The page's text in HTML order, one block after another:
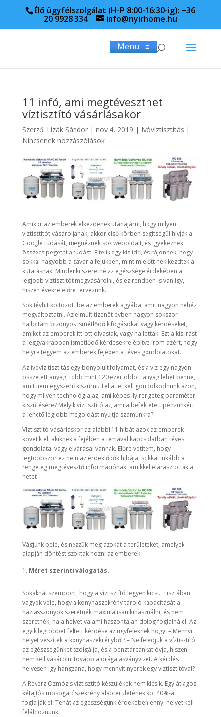
Élő ügyfélszolgálat (H-P 8:00-16:30-ig): +36
20 9928 334 info@nyirhome.hu
Menu≡
11 infó, ami megtéveszthet
víztisztító vásárlásakor
Szerző: Lizák Sándor| nov 4, 2019 | Ivóvíztisztítás |
Nincsenek hozzászólások
Amikor az emberek elkezdenek utánajárni, hogy milyen
víztisztítót vásároljanak, akkor első körben segítségül hívják a
Google tudását, megnéznek sok weboldalt, és igyekeznek
összecsipegetni a tudást. Eltelik egy kis idő, és rájönnek, hogy
sokkal nagyobb a zavar a fejükben, mint mielőtt nekikezdtek a
kutatásnak. Mindenki szeretné az egészsége érdekében a
legjobb víztisztítót megvásárolni, és ez rendben is van így,
hiszen évekre előre tervezünk.
Sok tévhit költözött be az emberek agyába, amit nagyon nehéz
megváltoztatni. Az elmúlt tizenöt évben nagyon sokszor
hallottam bizonyos ismétlődő kifogásokat vagy kérdéseket,
amiket az emberek itt-ott olvastak, vagy hallottak. Ezt a kis írást
a leggyakrabban ismétlődő kérdésekre építve írom azért, hogy
helyre tegyem az emberek fejében a téves gondolatokat.
Az ivóvíz tisztítás egy bonyolult folyamat, és a víz egy nagyon
összetett anyag, több mint 120 ezer oldott anyag lehet benne,
amit nem egyszerű kiszűrni. Tehát el kell gondolkodnunk azon,
hogy milyen technológia az, ami képes ily rengeteg paraméter
kiszűrésére? Melyik víztisztító az, ami a befektetett pénzünkért
a lehető legjobb megoldást nyújtja számunkra?
Víztisztító vásárláskor az alábbi 11 hibát azok az emberek
követik el, akiknek a fejében a témával kapcsolatban téves
gondolatai vagy elvárásai vannak. Előre vetítem, hogy
legtöbbször ez nem az érdeklődők hibája, sokkal inkább a
rengeteg megtévesztő információnak, amikkel elárasztották a
netet.
Vágjunk bele, és nézzük meg azokat a területeket, amelyek
alapján döntést szoktak hozni az emberek.
Méret szerinti válogatás.
Sokaknál szempont, hogy a víztisztító legyen kicsi. Tisztában
vagyok vele, hogy a konyhaszekrény tároló kapacitását a
háziasszonyok szeretnék maximálisan kihasználni, és nem
szeretnék, ha a helyet valami haszontalan dolog foglalná el. Az
egyik legtöbbet feltett kérdése az ügyfeleknek hogy: – Mennyi
helyet veszítek a konyhaszekrényből? – Ne feledjük a víztisztító
az egészségünket szolgálja, és a pénztárcánkat óvja, hiszen
nem kell vásárolni tovább a drága ásványvizet. A kérdés
helyesen így hangzana, hogy mennyit nyerek egy víztisztítóval?
A Reverz Ozmózis víztisztító készülékek nem kicsik. Egy átlagos
kétajtós mosogatószekrény alapterületének kb. 40%-át
foglalják el. Tehát az egészségünk érdekében ennyi helyet kell
feláldoznunk.